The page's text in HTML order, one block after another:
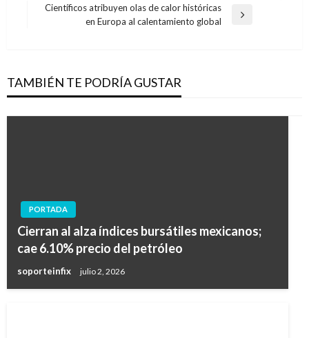
anteriorCientíficos atribuyen olas de calor históricas
en Europa al calentamiento global
TAMBIÉN TE PODRÍA GUSTAR
PORTADA
Cierran al alza índices bursátiles mexicanos;
cae 6.10% precio del petróleo
soporteinfix julio 2, 2026